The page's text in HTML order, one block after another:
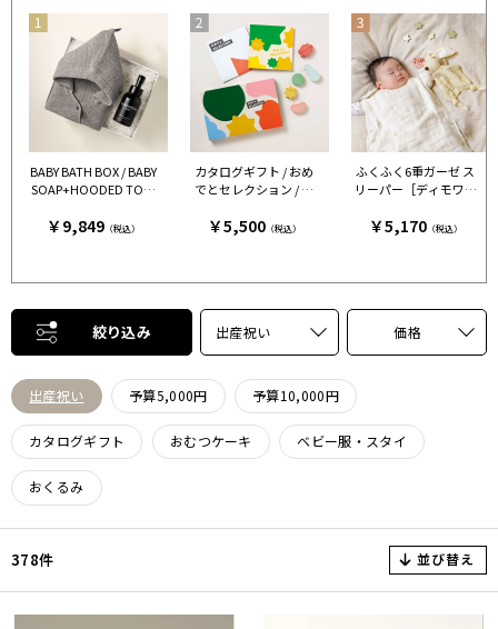
BABY BATH BOX / BABY
SOAP+HOODED TOW
￥9,849（税込）
カタログギフト / おめ
でとセレクション / ギ
ことこ
￥5,500（税込）
ふくふく6重ガーゼ ス
リーパー［ディモワ］
￥5,170（税込）
絞り込み 出産祝い 価格
出産祝い 予算5,000円 予算10,000円
カタログギフト おむつケーキ ベビー服・スタイ
おくるみ
378件 並び替え